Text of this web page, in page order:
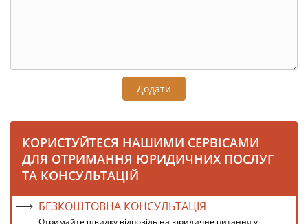
Додати
КОРИСТУЙТЕСЯ НАШИМИ СЕРВІСАМИ
ДЛЯ ОТРИМАННЯ ЮРИДИЧНИХ ПОСЛУГ
ТА КОНСУЛЬТАЦІЙ
БЕЗКОШТОВНА КОНСУЛЬТАЦІЯ
Отримайте швидку відповідь на юридичне питання у